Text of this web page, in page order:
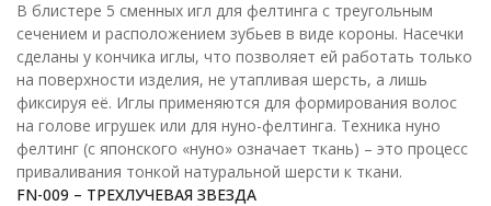
В блистере 5 сменных игл для фелтинга с треугольным
сечением и расположением зубьев в виде короны. Насечки
сделаны у кончика иглы, что позволяет ей работать только
на поверхности изделия, не утапливая шерсть, а лишь
фиксируя её. Иглы применяются для формирования волос
на голове игрушек или для нуно-фелтинга. Техника нуно
фелтинг (с японского «нуно» означает ткань) – это процесс
приваливания тонкой натуральной шерсти к ткани.
FN-009 – ТРЕХЛУЧЕВАЯ ЗВЕЗДА